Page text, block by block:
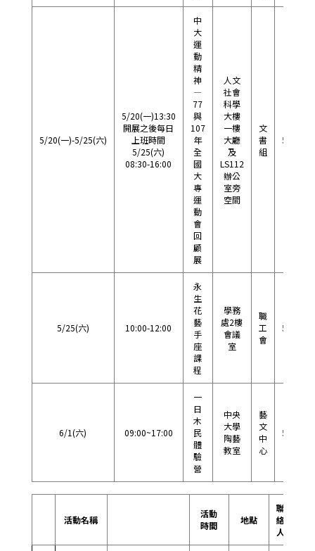
5/20(一)-5/25(六)
5/20(一)13:30
開展之後每日
上班時間
5/25(六)
08:30-16:00
中
大
運
動
精
神
—
77
與
107
年
全
國
大
專
運
動
會
回
顧
展
人文
社會
科學
大樓
一樓
大廳
及
LS112
辦公
室旁
空間
文
書
組
57356
5/25(六) 10:00-12:00
永
生
花
藝
手
座
課
程
學務
處2樓
會議
室
職
工
會
57271
6/1(六) 09:00~17:00
一
日
木
民
體
驗
營
中央
大學
陶藝
教室
藝
文
中
心
57182
活動名稱
活動
時間
地點
聯
絡
人